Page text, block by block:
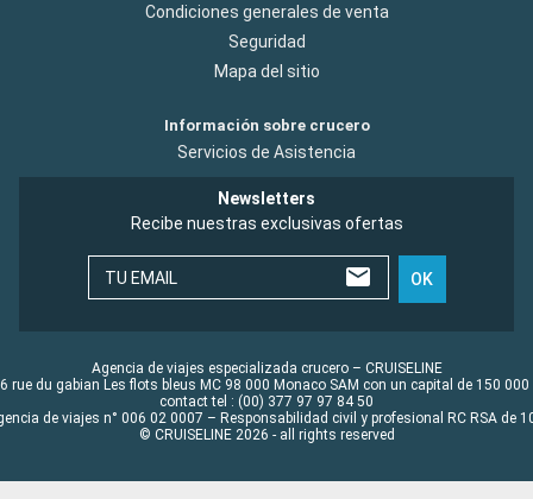
Condiciones generales de venta
Seguridad
Mapa del sitio
Información sobre crucero
Servicios de Asistencia
Newsletters
Recibe nuestras exclusivas ofertas
TU EMAIL OK
Agencia de viajes especializada crucero – CRUISELINE
rue du gabian Les flots bleus MC 98 000 Monaco SAM con un capital de 150 000
contact tel : (00) 377 97 97 84 50
de viajes n° 006 02 0007 – Responsabilidad civil y profesional RC RSA de
© CRUISELINE 2026 - all rights reserved